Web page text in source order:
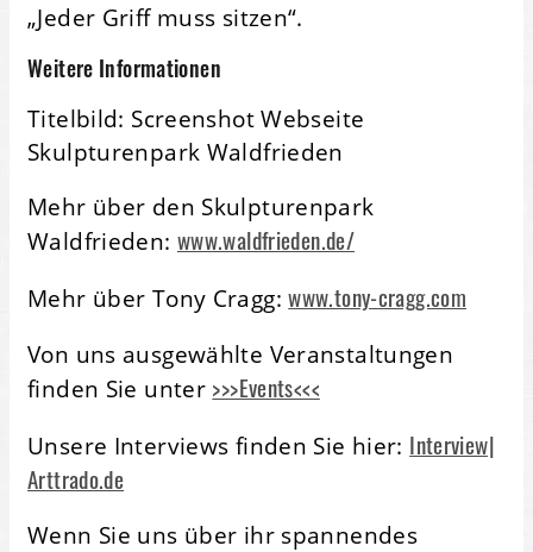
„Jeder Griff muss sitzen“.
Weitere Informationen
Titelbild: Screenshot Webseite
Skulpturenpark Waldfrieden
Mehr über den Skulpturenpark
Waldfrieden: www.waldfrieden.de/
Mehr über Tony Cragg:www.tony-cragg.com
Von uns ausgewählte Veranstaltungen
finden Sie unter >>>Events<<<
Unsere Interviews finden Sie hier: Interview|
Arttrado.de
Wenn Sie uns über ihr spannendes